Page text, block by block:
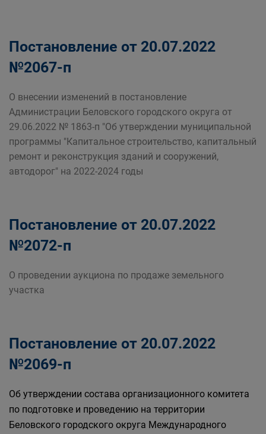
Постановление от 20.07.2022
№2067-п
О внесении изменений в постановление
Администрации Беловского городского округа от
29.06.2022 № 1863-п "Об утверждении муниципальной
программы "Капитальное строительство, капитальный
ремонт и реконструкция зданий и сооружений,
автодорог" на 2022-2024 годы
Постановление от 20.07.2022
№2072-п
О проведении аукциона по продаже земельного
участка
Постановление от 20.07.2022
№2069-п
Об утверждении состава организационного комитета
по подготовке и проведению на территории
Беловского городского округа Международного